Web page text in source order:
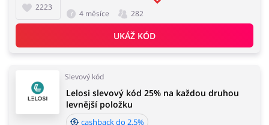
2223
4 měsíce 282
UKÁŽ KÓD
Slevový kód
Lelosi slevový kód 25% na každou druhou
levnější položku
cashback do 2.5%